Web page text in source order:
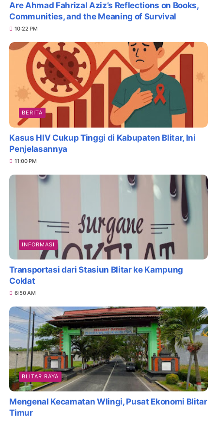
Are Ahmad Fahrizal Aziz’s Reflections on Books,
Communities, and the Meaning of Survival
10:22 PM
BERITA
Kasus HIV Cukup Tinggi di Kabupaten Blitar, Ini
Penjelasannya
11:00 PM
INFORMASI
Transportasi dari Stasiun Blitar ke Kampung
Coklat
6:50 AM
BLITAR RAYA
Mengenal Kecamatan Wlingi, Pusat Ekonomi Blitar
Timur